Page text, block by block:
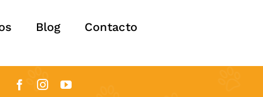
Blog Contacto